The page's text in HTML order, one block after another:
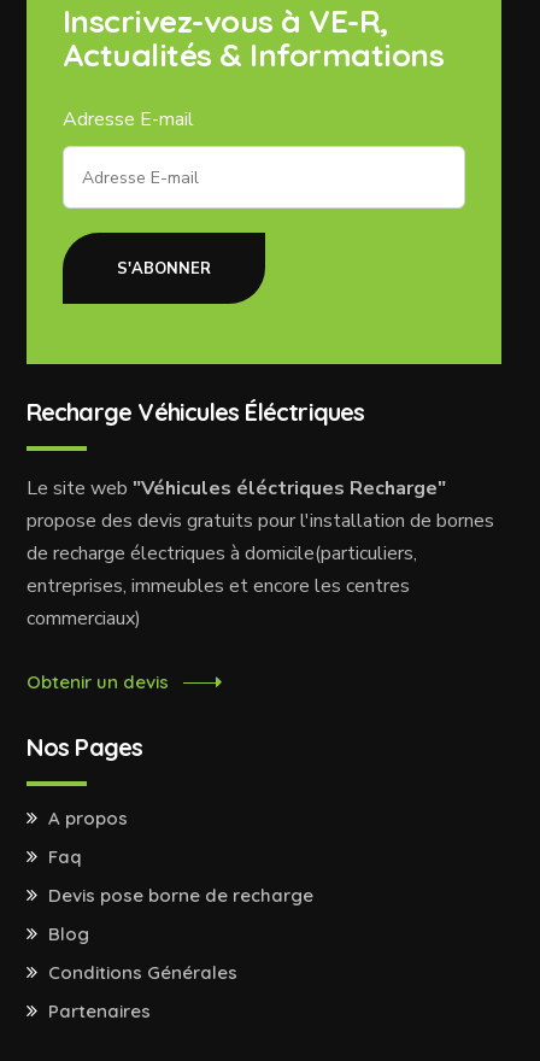
Inscrivez-vous à VE-R,
Actualités & Informations
Adresse E-mail
S'ABONNER
Recharge Véhicules Éléctriques
Le site web "Véhicules éléctriques Recharge"
propose des devis gratuits pour l'installation de bornes
de recharge électriques à domicile(particuliers,
entreprises, immeubles et encore les centres
commerciaux)
Obtenir un devis
Nos Pages
A propos
Faq
Devis pose borne de recharge
Blog
Conditions Générales
Partenaires